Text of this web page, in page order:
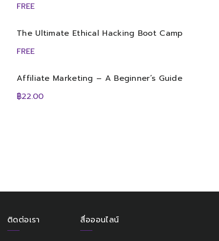
FREE
The Ultimate Ethical Hacking Boot Camp
FREE
Affiliate Marketing – A Beginner’s Guide
฿22.00
ติดต่อเรา สื่อออนไลน์